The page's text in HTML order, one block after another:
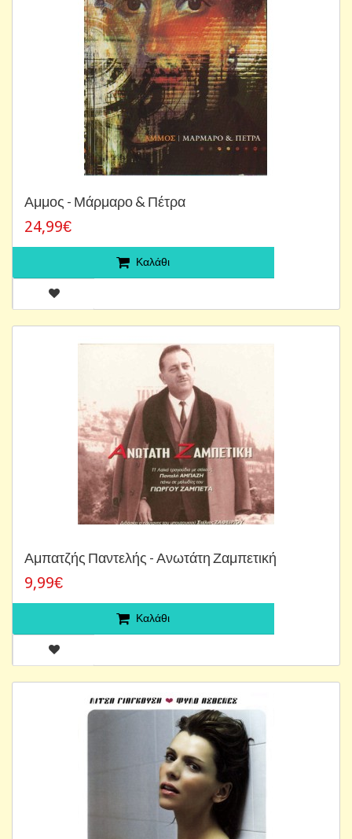
Αμμος - Μάρμαρο & Πέτρα
24,99€
Καλάθι
Αμπατζής Παντελής - Ανωτάτη Ζαμπετική
9,99€
Καλάθι